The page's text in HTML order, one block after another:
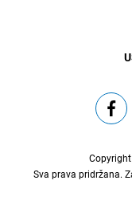
Sva prava pridržana.